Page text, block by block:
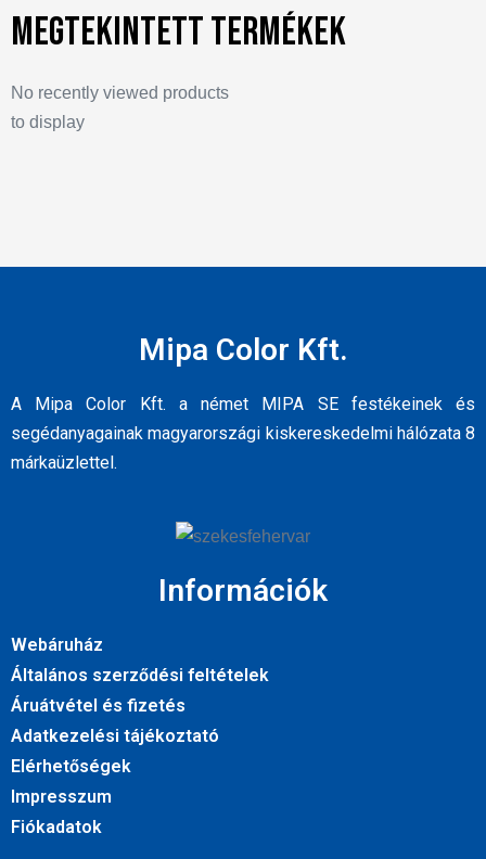
Megtekintett termékek
No recently viewed products
to display
Mipa Color Kft.
A Mipa Color Kft. a német MIPA SE festékeinek és
segédanyagainak magyarországi kiskereskedelmi hálózata 8
márkaüzlettel.
Információk
Webáruház
Általános szerződési feltételek
Áruátvétel és fizetés
Adatkezelési tájékoztató
Elérhetőségek
Impresszum
Fiókadatok